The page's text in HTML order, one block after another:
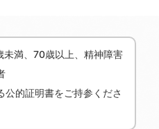
満、70歳以上、精神障害
公的証明書をご持参くださ